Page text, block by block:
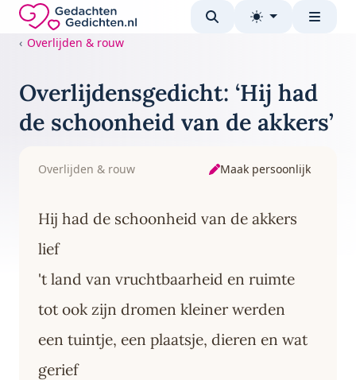
Direct naar de inhoud
Gedachten-Gedichten.nl — naar de homepage
Overlijden & rouw
Overlijdensgedicht: ‘Hij had
de schoonheid van de akkers’
Overlijden & rouw Maak persoonlijk
Hij had de schoonheid van de akkers
lief
't land van vruchtbaarheid en ruimte
tot ook zijn dromen kleiner werden
een tuintje, een plaatsje, dieren en wat
gerief